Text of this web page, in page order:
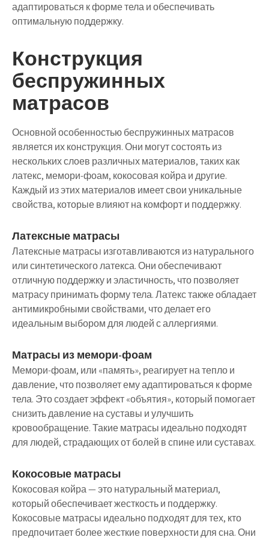
адаптироваться к форме тела и обеспечивать
оптимальную поддержку.
Конструкция
беспружинных
матрасов
Основной особенностью беспружинных матрасов
является их конструкция. Они могут состоять из
нескольких слоев различных материалов, таких как
латекс, мемори-фоам, кокосовая койра и другие.
Каждый из этих материалов имеет свои уникальные
свойства, которые влияют на комфорт и поддержку.
Латексные матрасы
Латексные матрасы изготавливаются из натурального
или синтетического латекса. Они обеспечивают
отличную поддержку и эластичность, что позволяет
матрасу принимать форму тела. Латекс также обладает
антимикробными свойствами, что делает его
идеальным выбором для людей с аллергиями.
Матрасы из мемори-фоам
Мемори-фоам, или «память», реагирует на тепло и
давление, что позволяет ему адаптироваться к форме
тела. Это создает эффект «объятия», который помогает
снизить давление на суставы и улучшить
кровообращение. Такие матрасы идеально подходят
для людей, страдающих от болей в спине или суставах.
Кокосовые матрасы
Кокосовая койра — это натуральный материал,
который обеспечивает жесткость и поддержку.
Кокосовые матрасы идеально подходят для тех, кто
предпочитает более жесткие поверхности для сна. Они